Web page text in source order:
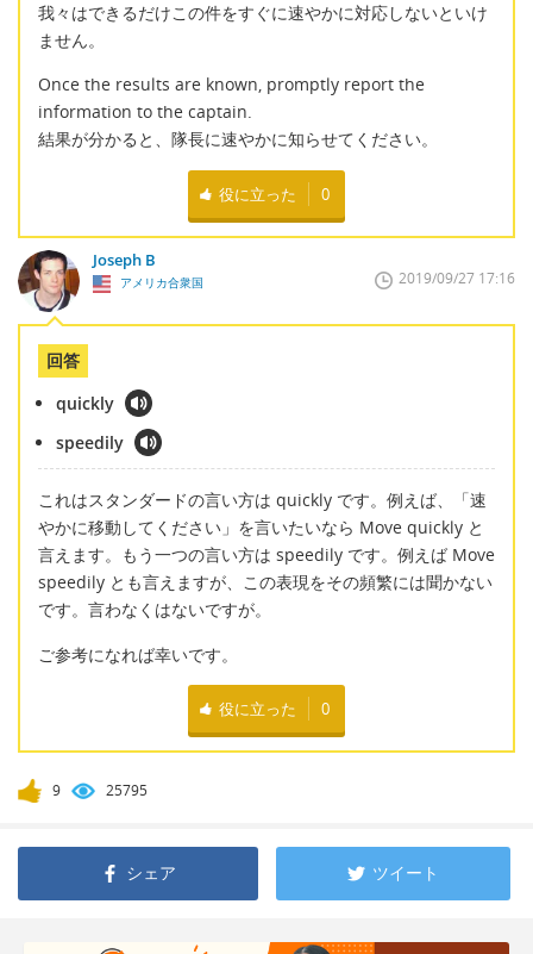
我々はできるだけこの件をすぐに速やかに対応しないといけ
ません。
Once the results are known, promptly report the
information to the captain.
結果が分かると、隊長に速やかに知らせてください。
役に立った 0
Joseph B
アメリカ合衆国 2019/09/27 17:16
回答
quickly
speedily
これはスタンダードの言い方は quickly です。例えば、「速
やかに移動してください」を言いたいなら Move quickly と
言えます。もう一つの言い方は speedily です。例えば Move
speedily とも言えますが、この表現をその頻繁には聞かない
です。言わなくはないですが。
ご参考になれば幸いです。
役に立った 0
9 25795
シェア ツイート